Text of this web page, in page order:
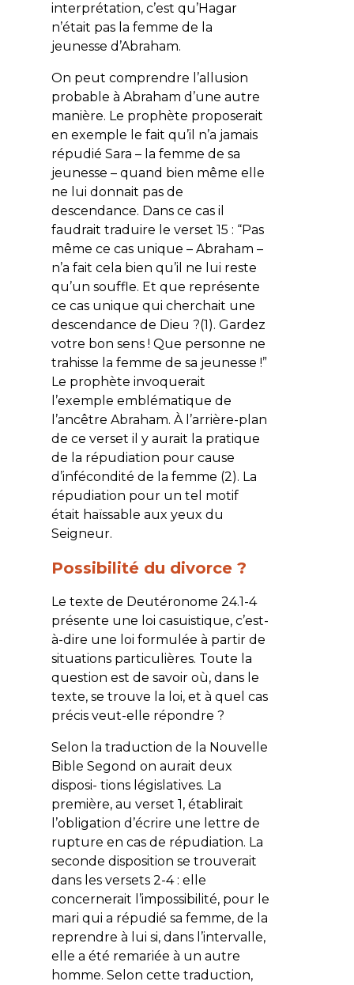
interprétation, c’est qu’Hagar
n’était pas la femme de la
jeunesse d’Abraham.
On peut comprendre l’allusion
probable à Abraham d’une autre
manière. Le prophète proposerait
en exemple le fait qu’il n’a jamais
répudié Sara – la femme de sa
jeunesse – quand bien même elle
ne lui donnait pas de
descendance. Dans ce cas il
faudrait traduire le verset 15 : “Pas
même ce cas unique – Abraham –
n’a fait cela bien qu’il ne lui reste
qu’un souffle. Et que représente
ce cas unique qui cherchait une
descendance de Dieu ?(1). Gardez
votre bon sens ! Que personne ne
trahisse la femme de sa jeunesse !”
Le prophète invoquerait
l’exemple emblématique de
l’ancêtre Abraham. À l’arrière-plan
de ce verset il y aurait la pratique
de la répudiation pour cause
d’infécondité de la femme (2). La
répudiation pour un tel motif
était haïssable aux yeux du
Seigneur.
Possibilité du divorce ?
Le texte de Deutéronome 24.1-4
présente une loi casuistique, c’est-
à-dire une loi formulée à partir de
situations particulières. Toute la
question est de savoir où, dans le
texte, se trouve la loi, et à quel cas
précis veut-elle répondre ?
Selon la traduction de la Nouvelle
Bible Segond on aurait deux
disposi- tions législatives. La
première, au verset 1, établirait
l’obligation d’écrire une lettre de
rupture en cas de répudiation. La
seconde disposition se trouverait
dans les versets 2-4 : elle
concernerait l’impossibilité, pour le
mari qui a répudié sa femme, de la
reprendre à lui si, dans l’intervalle,
elle a été remariée à un autre
homme. Selon cette traduction,